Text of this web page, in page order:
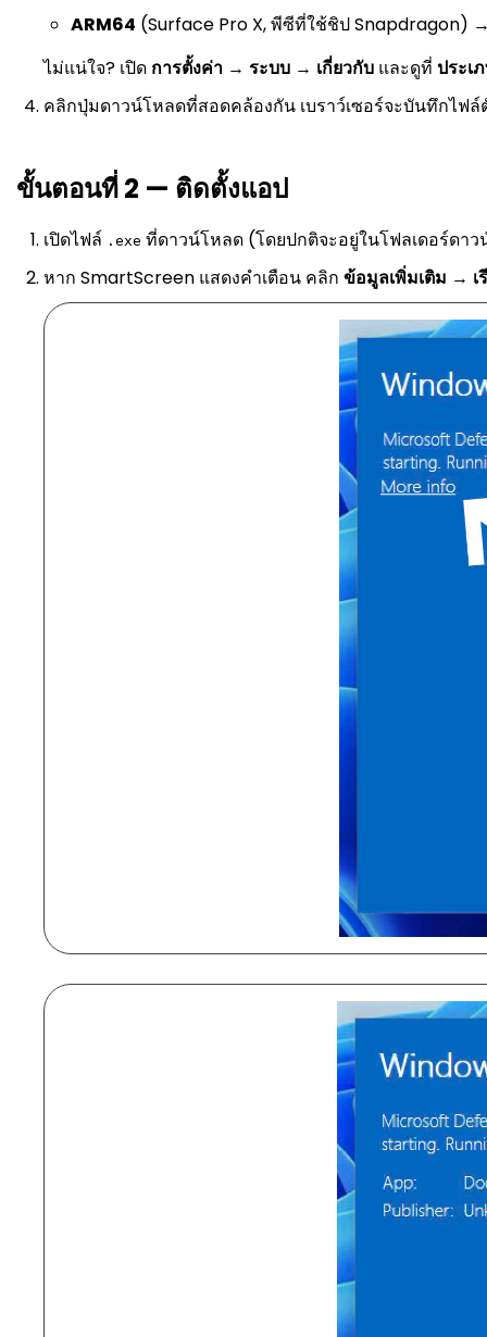
ARM64 (Surface Pro X, พีซีที่ใช้ชิป Snapdragon)
ไม่แน่ใจ? เปิด การตั้งค่า → ระบบ → เกี่ยวกับ และดูที่ ประเ
คลิกปุ่มดาวน์โหลดที่สอดคล้องกัน เบราว์เซอร์จะบันทึกไฟ
ขั้นตอนที่ 2 — ติดตั้งแอป
เปิดไฟล์ .exe ที่ดาวน์โหลด (โดยปกติจะอยู่ในโฟลเดอร์ดา
หาก SmartScreen แสดงคำเตือน คลิก ข้อมูลเพิ่มเติม →